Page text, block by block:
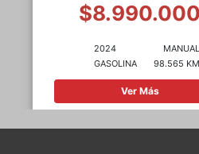
2024
GASOLINA
98.565
Ver Más